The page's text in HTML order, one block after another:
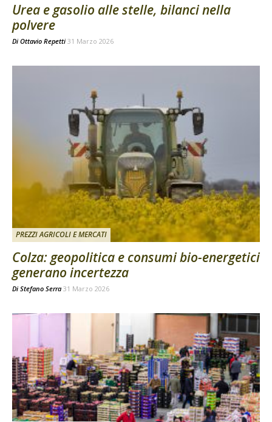
Urea e gasolio alle stelle, bilanci nella
polvere
Di Ottavio Repetti 31 Marzo 2026
PREZZI AGRICOLI E MERCATI
Colza: geopolitica e consumi bio-energetici
generano incertezza
Di Stefano Serra 31 Marzo 2026